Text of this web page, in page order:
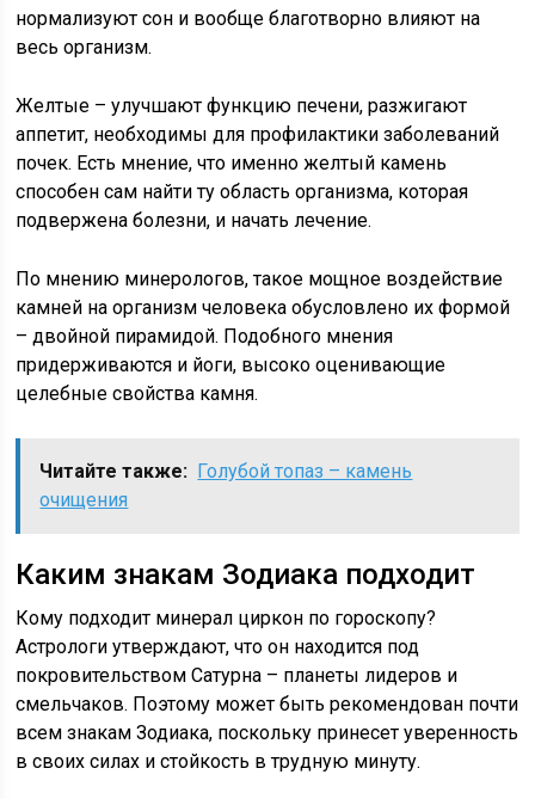
нормализуют сон и вообще благотворно влияют на
весь организм.
Желтые – улучшают функцию печени, разжигают
аппетит, необходимы для профилактики заболеваний
почек. Есть мнение, что именно желтый камень
способен сам найти ту область организма, которая
подвержена болезни, и начать лечение.
По мнению минерологов, такое мощное воздействие
камней на организм человека обусловлено их формой
– двойной пирамидой. Подобного мнения
придерживаются и йоги, высоко оценивающие
целебные свойства камня.
Читайте также: Голубой топаз – камень
очищения
Каким знакам Зодиака подходит
Кому подходит минерал циркон по гороскопу?
Астрологи утверждают, что он находится под
покровительством Сатурна – планеты лидеров и
смельчаков. Поэтому может быть рекомендован почти
всем знакам Зодиака, поскольку принесет уверенность
в своих силах и стойкость в трудную минуту.